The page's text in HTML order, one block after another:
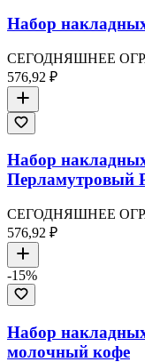
Набор
СЕГОДНЯШНЕЕ
576,92 ₽
Набор
Перламутровый
СЕГОДНЯШНЕЕ
576,92 ₽
-15%
Набор
молочный кофе